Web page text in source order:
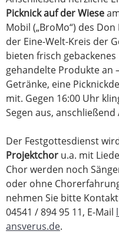
Picknick auf der Wiese
Mobil („BroMo“) des
der Eine-Welt-Kreis der
bieten frisch
gehandelte Produkte an
Getränke, eine
mit. Gegen 16:00 Uhr
Segen aus, anschließend
Der Festgottesdienst
Projektchor u.a. mit
Chor werden noch
oder ohne
nehmen Sie bitte
04541 / 894 95 11, E-Mail
ansverus.de.